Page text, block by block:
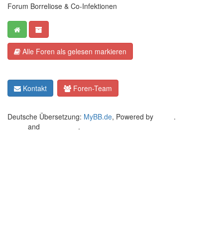
Forum Borreliose & Co-Infektionen
Alle Foren als gelesen markieren
Kontakt Foren-Team
Deutsche Übersetzung: MyBB.de, Powered by .
and .